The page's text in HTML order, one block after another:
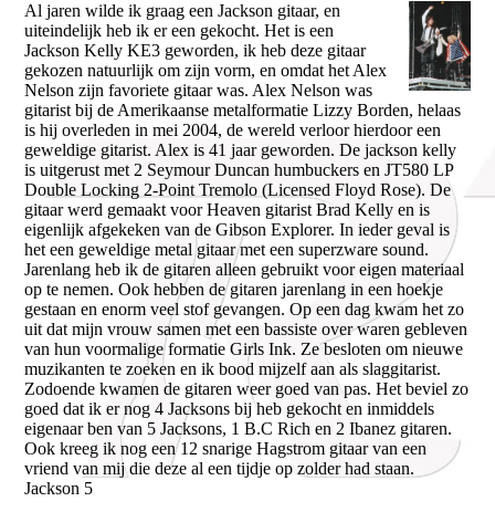
Al jaren wilde ik graag een Jackson gitaar, en
uiteindelijk heb ik er een gekocht. Het is een
Jackson Kelly KE3 geworden, ik heb deze gitaar
gekozen natuurlijk om zijn vorm, en omdat het Alex
Nelson zijn favoriete gitaar was. Alex Nelson was
gitarist bij de Amerikaanse metalformatie Lizzy Borden, helaas
is hij overleden in mei 2004, de wereld verloor hierdoor een
geweldige gitarist. Alex is 41 jaar geworden. De jackson kelly
is uitgerust met 2 Seymour Duncan humbuckers en JT580 LP
Double Locking 2-Point Tremolo (Licensed Floyd Rose). De
gitaar werd gemaakt voor Heaven gitarist Brad Kelly en is
eigenlijk afgekeken van de Gibson Explorer. In ieder geval is
het een geweldige metal gitaar met een superzware sound.
Jarenlang heb ik de gitaren alleen gebruikt voor eigen materiaal
op te nemen. Ook hebben de gitaren jarenlang in een hoekje
gestaan en enorm veel stof gevangen. Op een dag kwam het zo
uit dat mijn vrouw samen met een bassiste over waren gebleven
van hun voormalige formatie Girls Ink. Ze besloten om nieuwe
muzikanten te zoeken en ik bood mijzelf aan als slaggitarist.
Zodoende kwamen de gitaren weer goed van pas. Het beviel zo
goed dat ik er nog 4 Jacksons bij heb gekocht en inmiddels
eigenaar ben van 5 Jacksons, 1 B.C Rich en 2 Ibanez gitaren.
Ook kreeg ik nog een 12 snarige Hagstrom gitaar van een
vriend van mij die deze al een tijdje op zolder had staan.
Jackson 5